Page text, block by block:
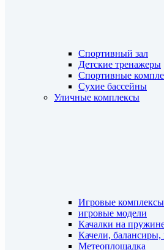
Спортивный зал
Детские тренажеры
Спортивные
Сухие бассейны
Уличные комплексы
Игровые комплексы
игровые модели
Качалки на
Качели, балансиры,
Метеоплощадка